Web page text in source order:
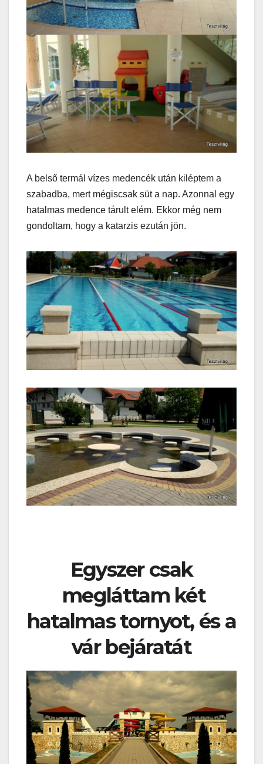
A belső termál vízes medencék után kiléptem a
szabadba, mert mégiscsak süt a nap. Azonnal egy
hatalmas medence tárult elém. Ekkor még nem
gondoltam, hogy a katarzis ezután jön.
Egyszer csak
megláttam két
hatalmas tornyot, és a
vár bejáratát